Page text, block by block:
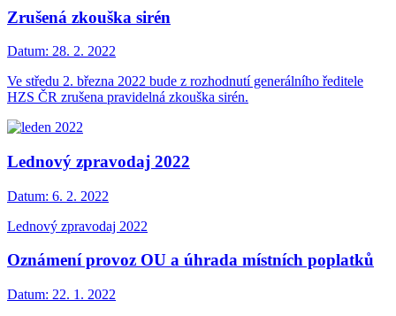
Zrušená zkouška sirén
Datum: 28. 2. 2022
Ve středu 2. března 2022 bude z rozhodnutí generálního ředitele
HZS ČR zrušena pravidelná zkouška sirén.
Lednový zpravodaj 2022
Datum: 6. 2. 2022
Lednový zpravodaj 2022
Oznámení provoz OU a úhrada místních poplatků
Datum: 22. 1. 2022